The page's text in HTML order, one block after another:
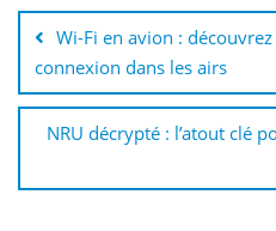
de
l’article
Wi-Fi en avion :
connexion dans les airs
NRU décrypté : l’atout clé